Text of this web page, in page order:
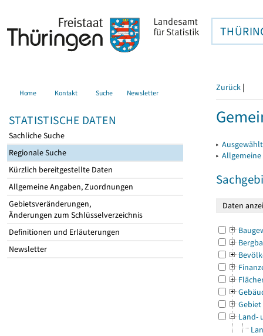
Home Kontakt Suche Newsletter
STATISTISCHE DATEN
Sachliche Suche
Regionale Suche
Kürzlich bereitgestellte Daten
Allgemeine Angaben, Zuordnungen
Gebietsveränderungen,
Änderungen zum Schlüsselverzeichnis
Definitionen und Erläuterungen
Newsletter
Zurück |
▸
▸
Gebiet
Land-